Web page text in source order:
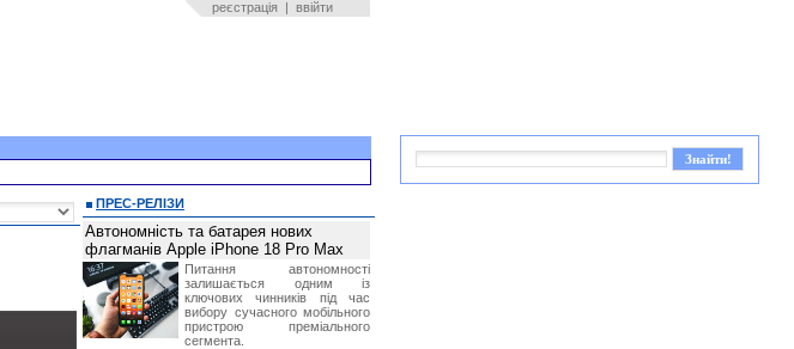
реєстрація | ввійти
ПРЕС-РЕЛІЗИ
Автономність та батарея нових
флагманів Apple iPhone 18 Pro Max
Питання автономності
залишається одним із
ключових чинників під час
вибору сучасного мобільного
пристрою преміального
сегмента.